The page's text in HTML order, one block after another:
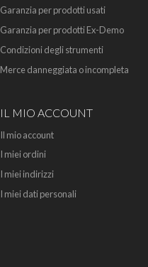
Garanzia per prodotti usati
Garanzia per prodotti Ex-Demo
Condizioni degli strumenti
Merce danneggiata o incompleta
IL MIO ACCOUNT
Il mio account
I miei ordini
I miei indirizzi
I miei dati personali